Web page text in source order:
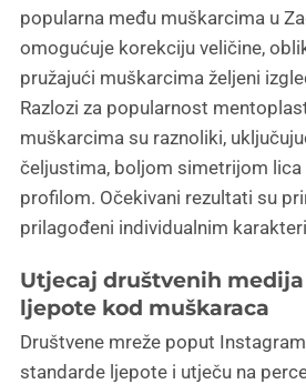
popularna među muškarcima u
omogućuje korekciju veličine,
pružajući muškarcima željeni
Razlozi za popularnost
muškarcima su raznoliki,
čeljustima, boljom simetrijom
profilom. Očekivani rezultati su
prilagođeni individualnim
Utjecaj društvenih
ljepote kod muškaraca
Društvene mreže poput
standarde ljepote i utječu na